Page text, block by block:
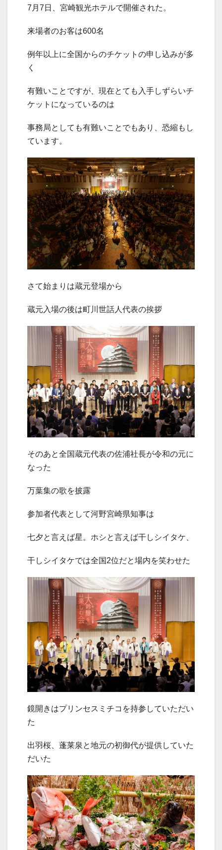
7月7日、宮崎観光ホテルで開催された。
来場者のお客は600名
例年以上に全国からのチケットの申し込みが多
く
有難いことですが、現在とても入手しずらいチ
ケットになっているのは
事務局としても有難いことでもあり、恐縮もし
ています。
さて始まりは蔵元登場から
蔵元入場の後は町川世話人代表の挨拶
そのあと全国蔵元代表の佐浦社長が令和の元に
なった
万葉集の歌を披露
参加者代表として河野宮崎県知事は
七夕と言えば星。ホシと言えば干しシイタケ、
干しシイタケでは全国2位だと場内を笑わせた
鏡開きはプリンセスミチコを持参していただい
た
出羽桜、蓬莱泉と地元の初御代が提供していた
だいた